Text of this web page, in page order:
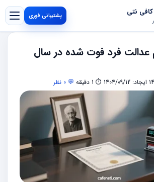
نتی پشتیبانی فوری
عدالت فرد فوت شده در سال
ایجاد: 1404/09/12 ⏱ 1 دقیقه 💬 0 نظر